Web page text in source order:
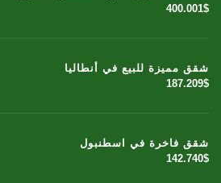
400.001$
شقق مميزة للبيع في أنطاليا
187.209$
شقق فاخرة في اسطنبول
142.740$